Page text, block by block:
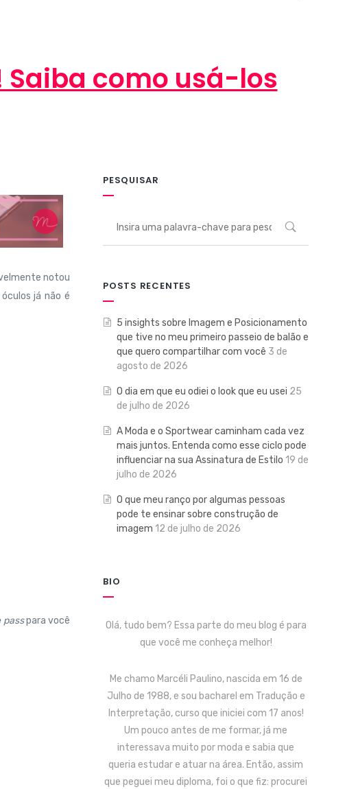
Saiba como usá-los
notou
já não é
passpara você
PESQUISAR
POSTS RECENTES
5 insights sobre Imagem e Posicionamento
que tive no meu primeiro passeio de balão e
que quero compartilhar com você 3 de
agosto de 2026
O dia em que eu odiei o look que eu usei 25
de julho de 2026
A Moda e o Sportwear caminham cada vez
mais juntos. Entenda como esse ciclo pode
influenciar na sua Assinatura de Estilo 19 de
julho de 2026
O que meu ranço por algumas pessoas
pode te ensinar sobre construção de
imagem 12 de julho de 2026
BIO
Olá, tudo bem? Essa parte do meu blog é para
que você me conheça melhor!
Me chamo Marcéli Paulino, nascida em 16 de
Julho de 1988, e sou bacharel em Tradução e
Interpretação, curso que iniciei com 17 anos!
Um pouco antes de me formar, já me
interessava muito por moda e sabia que
queria estudar e atuar na área. Então, assim
que peguei meu diploma, foi o que fiz: procurei